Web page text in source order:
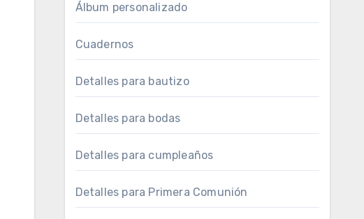
Álbum personalizado
Cuadernos
Detalles para bautizo
Detalles para bodas
Detalles para cumpleaños
Detalles para Primera Comunión